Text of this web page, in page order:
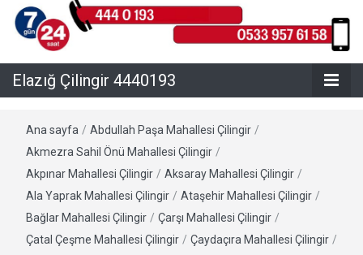
Elazığ Çilingir 4440193
Ana sayfa / Abdullah Paşa Mahallesi Çilingir /
Akmezra Sahil Önü Mahallesi Çilingir /
Akpınar Mahallesi Çilingir / Aksaray Mahallesi Çilingir /
Ala Yaprak Mahallesi Çilingir / Ataşehir Mahallesi Çilingir /
Bağlar Mahallesi Çilingir / Çarşı Mahallesi Çilingir /
Çatal Çeşme Mahallesi Çilingir / Çaydaçıra Mahallesi Çilingir /